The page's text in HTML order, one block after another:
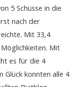
5 Schüsse in die
nach der
Mit 33,4
Mit
es für die 4
Glück konnten alle 4